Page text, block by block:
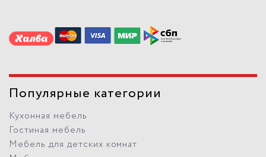
Популярные категории
Кухонная мебель
Гостиная мебель
Мебель для детских комнат